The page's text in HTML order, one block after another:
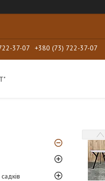
37-07 +380 (73) 722-37-07